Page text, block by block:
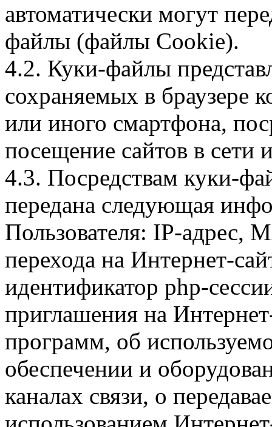
автоматически могут
файлы (файлы Cookie).
4.2. Куки-файлы
сохраняемых в браузере
или иного смартфона,
посещение сайтов в сети
4.3. Посредствам куки-
передана следующая
Пользователя: IP-адрес,
перехода на Интернет-
идентификатор php-
приглашения на
программ, об
обеспечении и
каналах связи, о